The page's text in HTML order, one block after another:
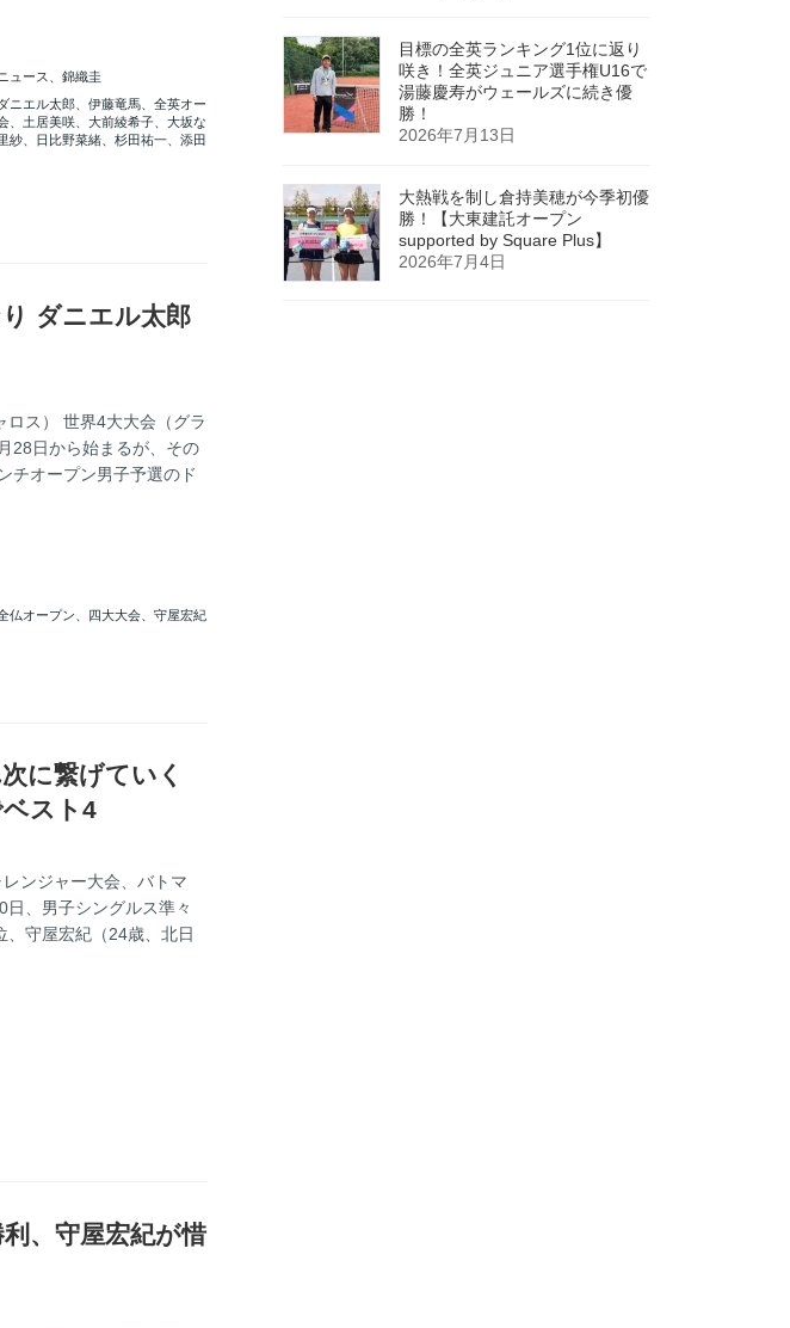
ニュース
錦織圭
ニエル太郎、 伊藤竜馬、 全英オー
、 土居美咲、 大前綾希子、 大坂な
紗、 日比野菜緒、 杉田祐一、 添田
ダニエル太郎
ロス） 世界4大大会（グラ
28日から始まるが、その
チオープン男子予選のド
仏オープン、 四大大会、 守屋宏紀
に繋げていく
スト4
ンジャー大会、バトマ
、男子シングルス準々
守屋宏紀（24歳、北日
、守屋宏紀が惜
目標の全英ランキング1位に返り
咲き！全英ジュニア選手権U16で
湯藤慶寿がウェールズに続き優
勝！
2026年7月13日
大熱戦を制し倉持美穂が今季初優
勝！【大東建託オープン
supported by Square Plus】
2026年7月4日